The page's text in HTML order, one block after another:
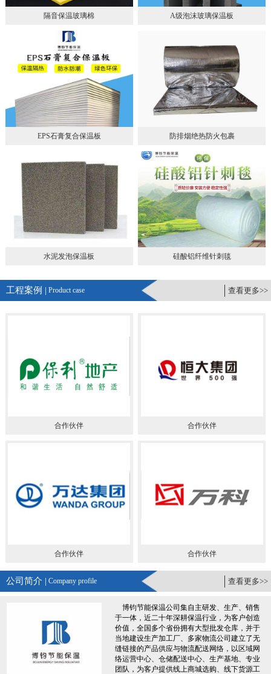
隔音保温玻璃棉 A级泡沫玻璃保温板
EPS石膏复合保温板 防排烟绝热防火包裹
水泥发泡保温板 硅酸铝纤维针刺毯
工程案例 | Product case 查看更多>>
合作伙伴 合作伙伴
合作伙伴 合作伙伴
公司简介 | Company profile 查看更多>>
博钧节能保温公司集自主研发、生产、销售
于一体，近二十年深耕保温行业，为客户创造
价值，全国多个省份拥有大型批发仓库，并于
当地建设生产加工厂、多家物流公司建立了无
缝链接的产品供应与物流配送网络，以区域网
络运营中心、仓储配送中心、生产基地、专业
团队，为客户提供线上商城选购、线下货源工